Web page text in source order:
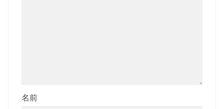
名前